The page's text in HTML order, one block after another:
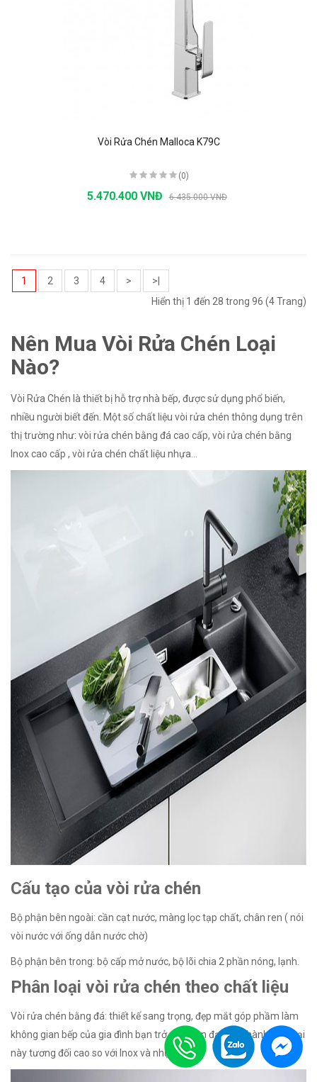
Vòi Rửa Chén Malloca K79C
(0)
5.470.400 VNĐ 6.435.000 VNĐ
1 2 3 4 >
>|
Hiển thị 1 đến 28 trong 96 (4 Trang)
Nên Mua Vòi Rửa Chén Loại
Nào?
Vòi Rửa Chén là thiết bị hỗ trợ nhà bếp, được sử dụng phổ biến,
nhiều người biết đến. Một số chất liệu vòi rửa chén thông dụng trên
thị trường như: vòi rửa chén bằng đá cao cấp, vòi rửa chén bằng
Inox cao cấp , vòi rửa chén chất liệu nhựa…
Cấu tạo của vòi rửa chén
Bộ phận bên ngoài: cần cạt nước, màng lọc tạp chất, chân ren ( nói
vòi nước với ống dẫn nước chờ)
Bộ phận bên trong: bộ cấp mở nước, bộ lõi chia 2 phần nóng, lạnh.
Phân loại vòi rửa chén theo chất liệu
Vòi rửa chén bằng đá: thiết kế sang trọng, đẹp mắt góp phầm làm
không gian bếp của gia đình bạn trở nên hiện đại. Giá thành của loại
này tương đối cao so với Inox và nhựa.